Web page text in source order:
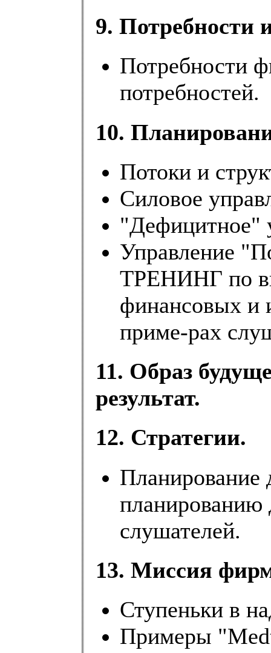
9. Потребности
Потребности
потребностей.
10.
Потоки и
Силовое
"Дефицитное"
Управление
ТРЕНИНГ по
финансовых и
приме-рах
11. Образ
результат.
12. Стратегии.
планированию
слушателей.
13. Миссия
Ступеньки в
Примеры